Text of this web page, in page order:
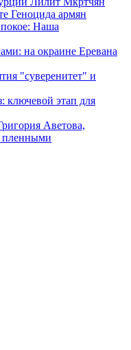
Геноцида армян
Наша
на окраине Еревана
"суверенитет" и
ключевой этап для
Аветова,
пленными